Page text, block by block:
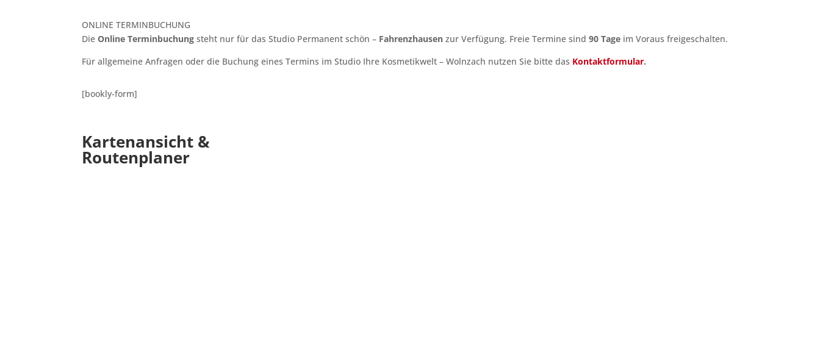
ONLINE TERMINBUCHUNG
DieOnline Terminbuchung steht nur für das Studio Permanent schön – Fahrenzhausen zur Verfügung. Freie Termine sind90 Tage im Voraus freigeschalten.
Für allgemeine Anfragen oder die Buchung eines Termins im Studio Ihre Kosmetikwelt – Wolnzach nutzen Sie bitte das Kontaktformular.
[bookly-form]
Kartenansicht &
Routenplaner